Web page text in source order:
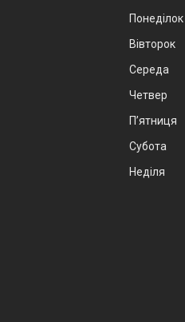
Понеділок
Вівторок
Середа
Четвер
Пʼятниця
Субота
Неділя